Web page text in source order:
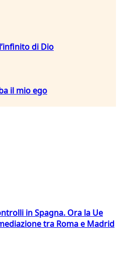
di Dio
il mio ego
in Spagna. Ora la Ue
tra Roma e Madrid